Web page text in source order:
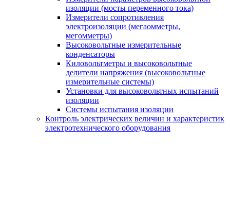
изоляции (мосты переменного тока)
Измерители сопротивления
электроизоляции (мегаомметры,
мегомметры)
Высоковольтные измерительные
конденсаторы
Киловольтметры и высоковольтные
делители напряжения (высоковольтные
измерительные системы)
Установки для высоковольтных испытаний
изоляции
Системы испытания изоляции
Контроль электрических величин и характеристик
электротехнического оборудования